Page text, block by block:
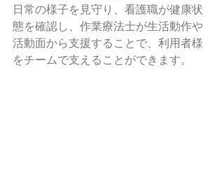
日常の様子を見守り、看護職が健康状
態を確認し、作業療法士が生活動作や
活動面から支援することで、利用者様
をチームで支えることができます。